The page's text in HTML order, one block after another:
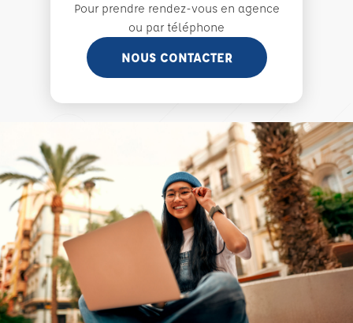
Pour prendre rendez-vous en agence
ou par téléphone
NOUS CONTACTER